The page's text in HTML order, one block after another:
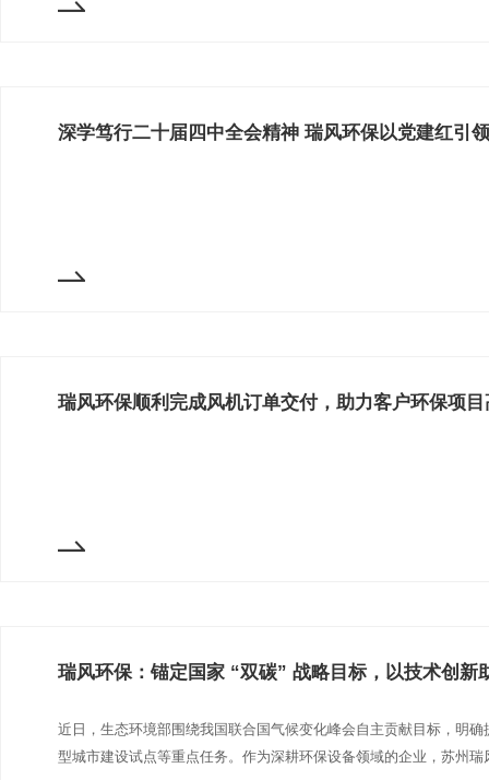
深学笃行二十届四中全会精神 瑞风环保以党建红引
瑞风环保顺利完成风机订单交付，助力客户环保项
瑞风环保：锚定国家 “双碳” 战略目标，以技术创新
近日，生态环境部围绕我国联合国气候变化峰会自主贡献目标，明
型城市建设试点等重点任务。作为深耕环保设备领域的企业，苏州